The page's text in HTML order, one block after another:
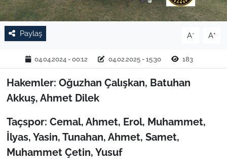
Paylaş A- A+
04.04.2024 - 00:12 04.02.2025 - 15:30 183
Hakemler: Oğuzhan Çalışkan, Batuhan
Akkuş, Ahmet Dilek
Taçspor: Cemal, Ahmet, Erol, Muhammet,
İlyas, Yasin, Tunahan, Ahmet, Samet,
Muhammet Çetin, Yusuf
KÜLTÜR SANAT
RESMİ İLAN
SPOR
YAŞAM
EDİRNE
TEKİRDAĞ